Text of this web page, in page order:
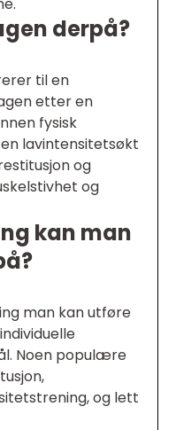
derpå?
til en
etter en
fysisk
lavintensitetsøkt
og
og
kan man
man kan utføre
Noen populære
og lett